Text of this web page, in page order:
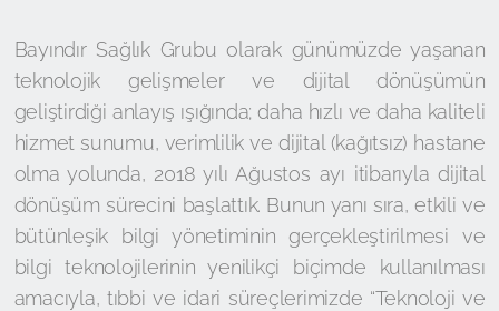
Bayındır Sağlık Grubu olarak günümüzde yaşanan
teknolojik gelişmeler ve dijital dönüşümün
geliştirdiği anlayış ışığında; daha hızlı ve daha kaliteli
hizmet sunumu, verimlilik ve dijital (kağıtsız) hastane
olma yolunda, 2018 yılı Ağustos ayı itibarıyla dijital
dönüşüm sürecini başlattık. Bunun yanı sıra, etkili ve
bütünleşik bilgi yönetiminin gerçekleştirilmesi ve
bilgi teknolojilerinin yenilikçi biçimde kullanılması
amacıyla, tıbbi ve idari süreçlerimizde “Teknoloji ve